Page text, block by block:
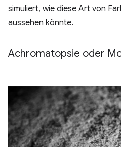
simuliert, wie diese Art von
aussehen könnte.
Achromatopsie oder